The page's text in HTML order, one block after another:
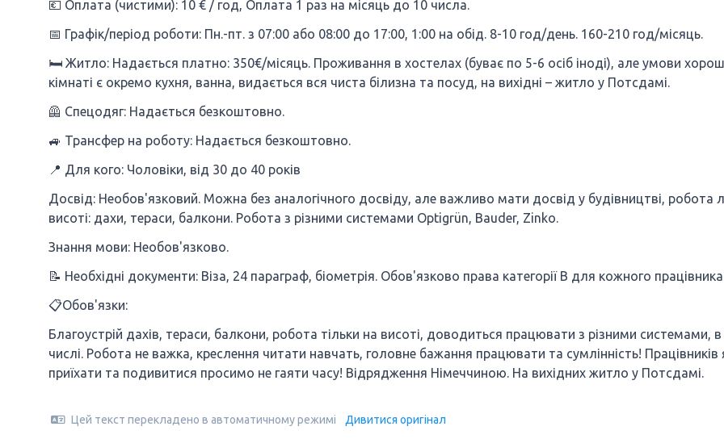
💶 Оплата (чистими): 10 € / год, Оплата 1 раз на місяць до 10 числа.
📅 Графік/період роботи: Пн.-пт. з 07:00 або 08:00 до 17:00, 1:00 на обід. 8-10 год/день. 160-210 год/місяць.
🛏 Житло: Надається платно: 350€/місяць. Проживання в хостелах (буває по 5-6 осіб іноді), але умови
кімнаті є окремо кухня, ванна, видається вся чиста білизна та посуд, на вихідні – житло у Потсдамі.
🦺 Спецодяг: Надається безкоштовно.
🚙 Трансфер на роботу: Надається безкоштовно.
📍 Для кого: Чоловіки, від 30 до 40 років
Досвід: Необов'язковий. Можна без аналогічного досвіду, але важливо мати досвід у будівництві, робота
висоті: дахи, тераси, балкони. Робота з різними системами Optigrün, Bauder, Zinko.
Знання мови: Необов'язково.
📝 Необхідні документи: Віза, 24 параграф, біометрія. Обов'язково права категорії В для кожного працівника
📋Обов'язки:
Благоустрій дахів, тераси, балкони, робота тільки на висоті, доводиться працювати з різними системами,
числі. Робота не важка, креслення читати навчать, головне бажання працювати та сумлінність! Працівників
приїхати та подивитися просимо не гаяти часу! Відрядження Німеччиною. На вихідних житло у Потсдамі.
Цей текст перекладено в автоматичному режимі Дивитися оригінал